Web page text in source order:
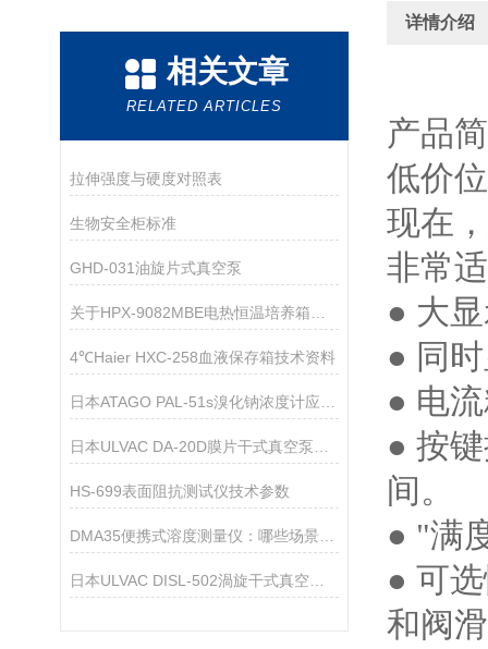
相关文章
RELATED ARTICLES
拉伸强度与硬度对照表
生物安全柜标准
GHD-031油旋片式真空泵
4℃Haier HXC-258血液保存箱技术资料
HS-699表面阻抗测试仪技术参数
详情介绍
产品
低价
现在
非常
● 大
● 同
● 电
● 按
间。
● "满
● 可
和阀